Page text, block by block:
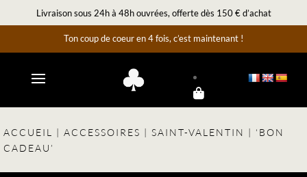
Livraison sous 24h à 48h ouvrées, offerte dès 150 € d’achat
Ton coup de coeur en 4 fois, c’est maintenant !
ACCUEIL | ACCESSOIRES | SAINT-VALENTIN | ‘BON
CADEAU’